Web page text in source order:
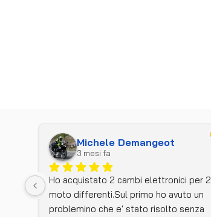
Michele Demangeot
3 mesi fa
Ho acquistato 2 cambi elettronici per 2
moto differenti.Sul primo ho avuto un
problemino che e' stato risolto senza